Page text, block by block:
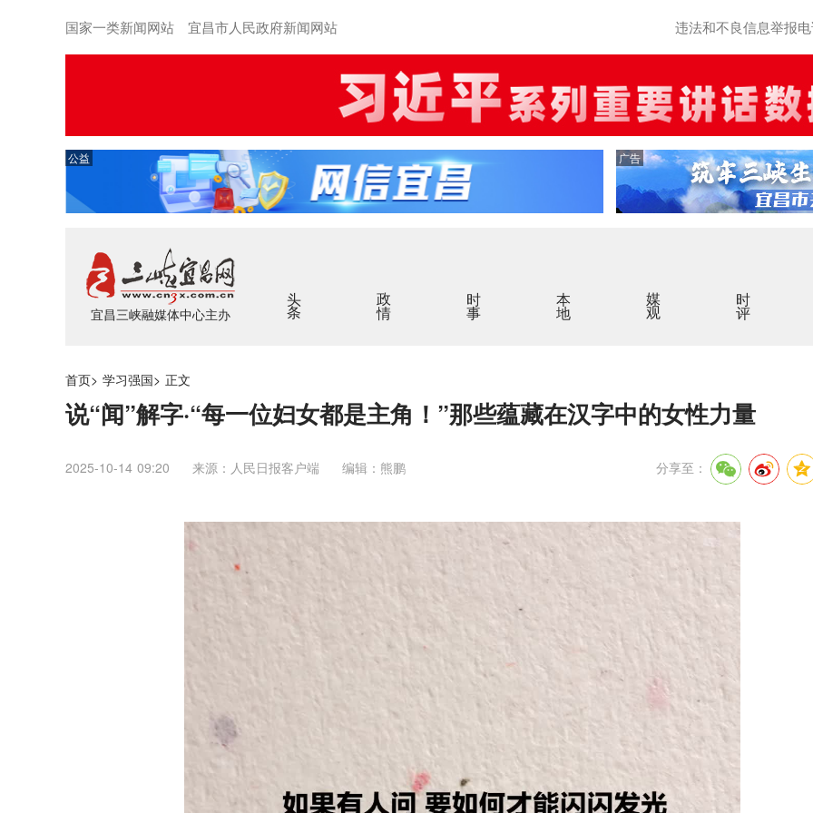
国家一类新闻网站 宜昌市人民政府新闻网站 违法和不良信息举报
公益 广告
宜昌三峡融媒体中心主办
头条 政情 时事 本地 媒观 时评
首页> 学习强国> 正文
说“闻”解字·“每一位妇女都是主角！”那些蕴藏在汉字中的女性力量
2025-10-14 09:20 来源：人民日报客户端 编辑：熊鹏 分享至：